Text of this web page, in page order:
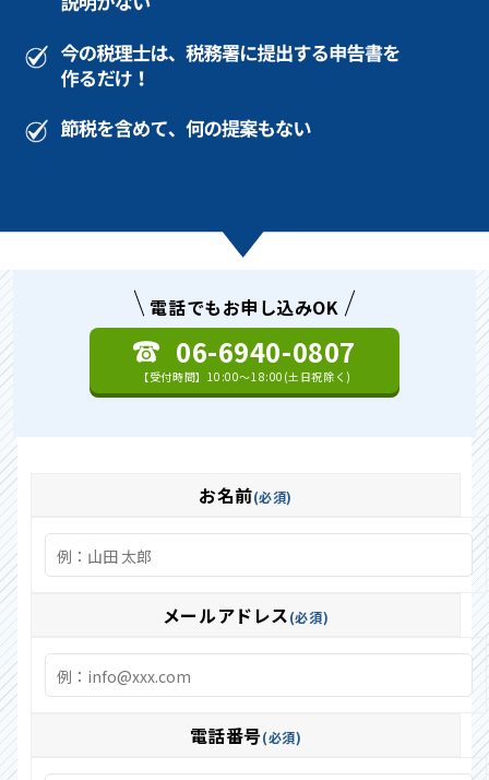
電話でもお申し込みOK
06-6940-0807
【受付時間】10:00〜18:00(土日祝除く)
お名前 必須
メールアドレス 必須
電話番号 必須